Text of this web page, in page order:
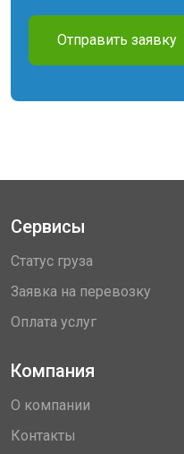
Отправить заявку
Сервисы
Статус груза
Заявка на перевозку
Оплата услуг
Компания
О компании
Контакты